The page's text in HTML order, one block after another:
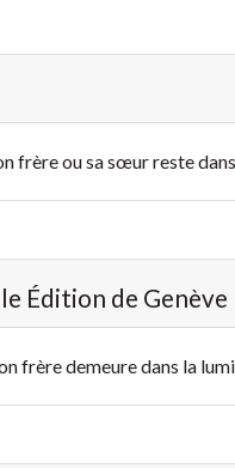
frère ou sa sœur reste
Édition de Genève
frère demeure dans la